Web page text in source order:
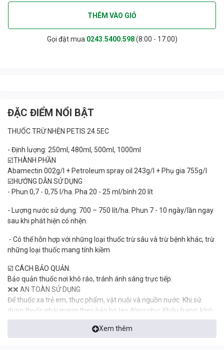
THÊM VÀO GIỎ
Gọi đặt mua 0243.5400.598(8:00 - 17:00)
ĐẶC ĐIỂM NỔI BẬT
THUỐC TRỪ NHỆN PETIS 24.5EC
- Định lượng: 250ml, 480ml, 500ml, 1000ml
☑️THÀNH PHẦN
Abamectin 002g/l + Petroleum spray oil 243g/l + Phụ gia 755g/l
☑️HƯỚNG DẪN SỬ DỤNG
- Phun 0,7 - 0,75 l/ha. Pha 20 - 25 ml/bình 20 lít
- Lượng nước sử dụng: 700 – 750 lít/ha. Phun 7 - 10 ngày/lần ngay
sau khi phát hiện có nhện.
- Có thể hỗn hợp với những loại thuốc trừ sâu và trừ bệnh khác, trừ
những loại thuốc mang tính kiềm
☑️ CÁCH BẢO QUẢN.
Bảo quản thuốc nơi khô ráo, tránh ánh sáng trực tiếp.
❌❌ AN TOÀN SỬ DỤNG
Để thuốc xa trẻ em, thực phẩm, vật nuôi và nguồn nước. Khi sử
dụng thuốc phải mang theo bảo hộ lao động như: Khẩu trang, kính
mắt, găng tay…Không súc rửa bình phun nơi nguồn nước sinh hoạt,
ao hồ, kênh mương…Sau khi phun xong phải tắm rửa bằng xà
Xem thêm